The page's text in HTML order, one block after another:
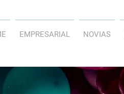
EMPRESARIAL NOVIAS